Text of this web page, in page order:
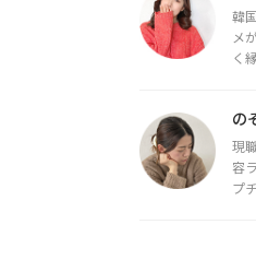
韓
メ
く
ラ
都
断
メ
の
現
容
プ